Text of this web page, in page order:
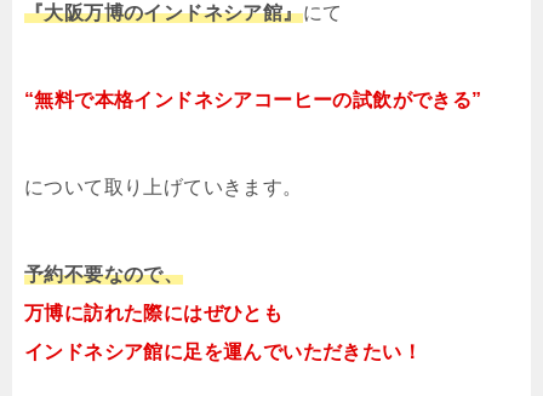
『大阪万博のインドネシア館』にて
“無料で本格インドネシアコーヒーの試飲ができる”
について取り上げていきます。
予約不要なので、
万博に訪れた際にはぜひとも
インドネシア館に足を運んでいただきたい！